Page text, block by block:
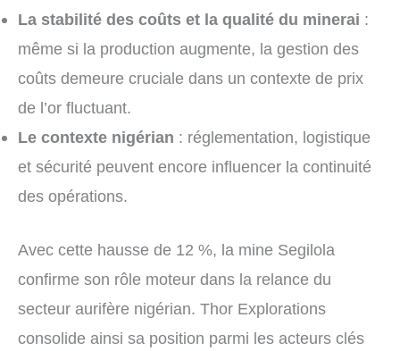
La stabilité des coûts et la qualité du minerai :
même si la production augmente, la gestion des
coûts demeure cruciale dans un contexte de prix
de l’or fluctuant.
Le contexte nigérian : réglementation, logistique
et sécurité peuvent encore influencer la continuité
des opérations.
Avec cette hausse de 12 %, la mine Segilola
confirme son rôle moteur dans la relance du
secteur aurifère nigérian. Thor Explorations
consolide ainsi sa position parmi les acteurs clés